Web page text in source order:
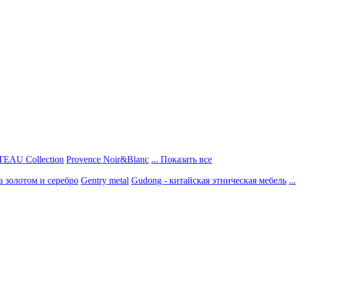
Collection Provence Noir&Blanc ... Показать все
золотом и серебро Gentry metal Gudong - китайская этническая мебель ...